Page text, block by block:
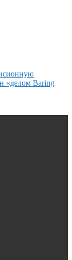
«делом Baring